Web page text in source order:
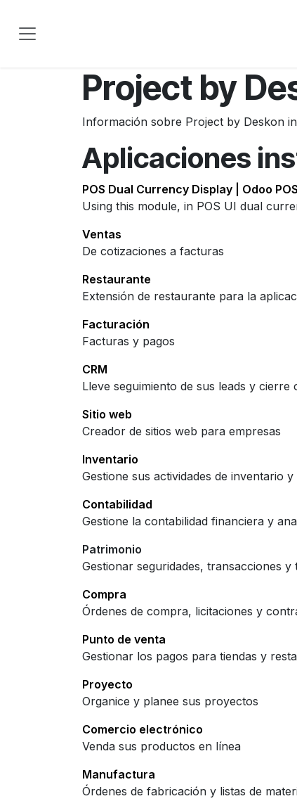
Project by
Información sobre Project by Deskon
Aplicaciones
POS Dual Currency Display | Odoo
Using this module, in POS UI dual
Ventas
De cotizaciones a facturas
Restaurante
Extensión de restaurante para la
Facturación
Facturas y pagos
CRM
Lleve seguimiento de sus leads y cierre
Sitio web
Creador de sitios web para empresas
Inventario
Gestione sus actividades de inventario
Contabilidad
Gestione la contabilidad financiera y
Patrimonio
Gestionar seguridades, transacciones
Compra
Órdenes de compra, licitaciones y
Punto de venta
Gestionar los pagos para tiendas y
Proyecto
Organice y planee sus proyectos
Comercio electrónico
Venda sus productos en línea
Manufactura
Órdenes de fabricación y listas de